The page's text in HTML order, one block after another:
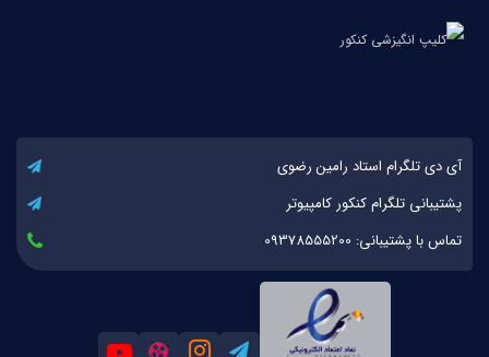
آی دی تلگرام استاد رامین رضوی
پشتیبانی تلگرام کنکور کامپیوتر
تماس با پشتیبانی: 09378555200